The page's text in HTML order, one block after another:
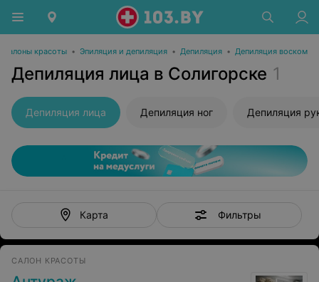
Салоны красоты • Эпиляция и депиляция • Депиляция • Депиляция воском
Депиляция лица в Солигорске 1
Депиляция лица Депиляция ног Депиляция
Карта Фильтры
САЛОН КРАСОТЫ